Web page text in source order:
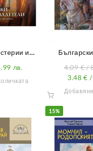
и
лв.
4.09€/
3.48€ /
15%